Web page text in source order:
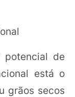
potencial de
está o
grãos secos